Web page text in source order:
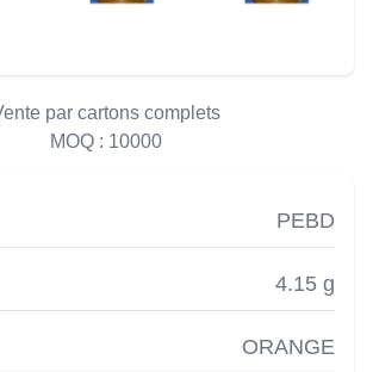
par cartons complets
MOQ : 10000
PEBD
4.15 g
ORANGE